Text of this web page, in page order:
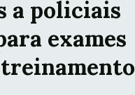
a policiais
exames